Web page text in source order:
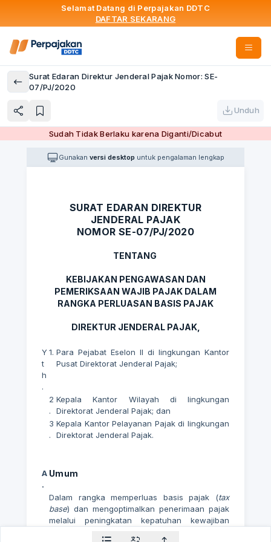
Selamat Datang di Perpajakan DDTC
DAFTAR SEKARANG
Surat Edaran Direktur Jenderal Pajak Nomor: SE-
07/PJ/2020
Unduh
Sudah Tidak Berlaku karena Diganti/Dicabut
Gunakan versi desktop untuk pengalaman lengkap
SURAT EDARAN DIREKTUR
JENDERAL PAJAK
NOMOR SE-07/PJ/2020
TENTANG
KEBIJAKAN PENGAWASAN DAN
PEMERIKSAAN WAJIB PAJAK DALAM
RANGKA PERLUASAN BASIS PAJAK
DIREKTUR JENDERAL PAJAK,
Y
t
h
.
1. Para Pejabat Eselon II di lingkungan Kantor
Pusat Direktorat Jenderal Pajak;
2
.
Kepala Kantor Wilayah di lingkungan
Direktorat Jenderal Pajak; dan
3
.
Kepala Kantor Pelayanan Pajak di lingkungan
Direktorat Jenderal Pajak.
A
.
Umum
Dalam rangka memperluas basis pajak (tax
base) dan mengoptimalkan penerimaan pajak
melalui peningkatan kepatuhan kewajiban